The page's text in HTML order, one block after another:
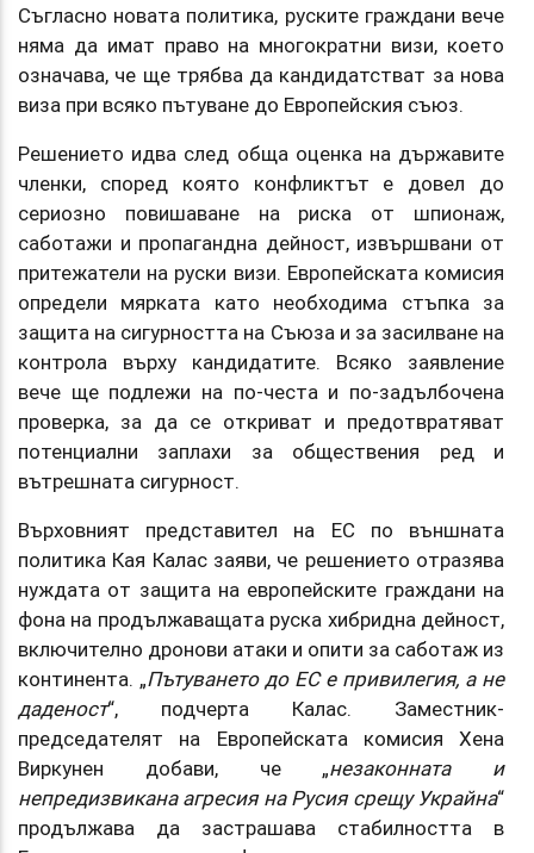
Съгласно новата политика, руските граждани вече
няма да имат право на многократни визи, което
означава, че ще трябва да кандидатстват за нова
виза при всяко пътуване до Европейския съюз.
Решението идва след обща оценка на държавите
членки, според която конфликтът е довел до
сериозно повишаване на риска от шпионаж,
саботажи и пропагандна дейност, извършвани от
притежатели на руски визи. Европейската комисия
определи мярката като необходима стъпка за
защита на сигурността на Съюза и за засилване на
контрола върху кандидатите. Всяко заявление
вече ще подлежи на по-честа и по-задълбочена
проверка, за да се откриват и предотвратяват
потенциални заплахи за обществения ред и
вътрешната сигурност.
Върховният представител на ЕС по външната
политика Кая Калас заяви, че решението отразява
нуждата от защита на европейските граждани на
фона на продължаващата руска хибридна дейност,
включително дронови атаки и опити за саботаж из
континента. „Пътуването до ЕС е привилегия, а не
даденост“, подчерта Калас. Заместник-
председателят на Европейската комисия Хена
Виркунен добави, че „незаконната и
непредизвикана агресия на Русия срещу Украйна“
продължава да застрашава стабилността в